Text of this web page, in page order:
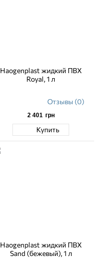
Haogenplast жидкий ПВХ
Royal, 1 л
Отзывы (0)
2 401 грн
Купить
Haogenplast жидкий ПВХ
Sand (бежевый), 1 л